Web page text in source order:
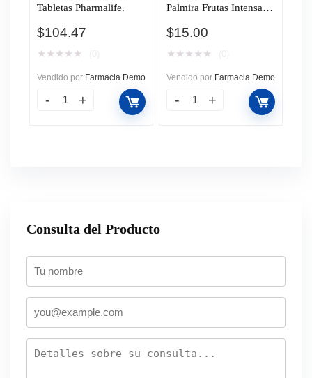
Tabletas Pharmalife.
$104.47
★ ★ ★ ★ ★
Vendido por Farmacia Demo
Palmira Frutas Intensas,
$15.00
★ ★ ★ ★ ★
Vendido por Farmacia Demo
Consulta del Producto